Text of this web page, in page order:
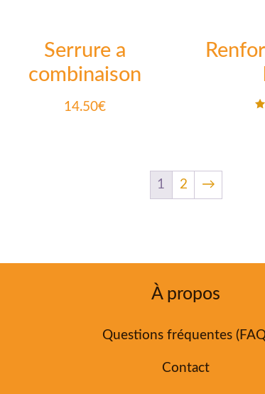
Serrure a
combinaison
14.50€
1 2 →
À propos
Questions fréquentes
Contact